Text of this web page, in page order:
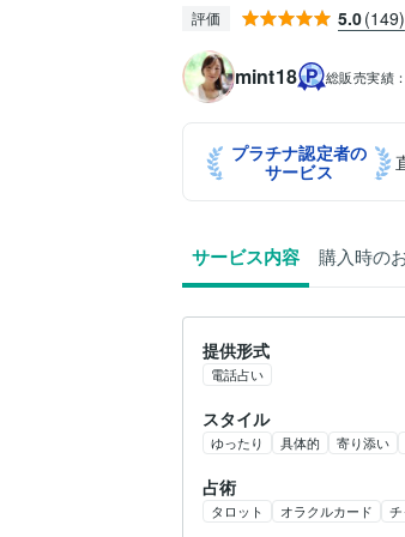
評価 5.0(149)
mint18 総販売実績：
プラチナ認定者の
サービス
サービス内容 購入時の
提供形式
電話占い
スタイル
ゆったり 具体的 寄り添い
占術
タロット オラクルカード